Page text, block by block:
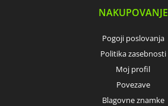
NAKUPOVANJE
Pogoji poslovanja
Politika zasebnosti
Moj profil
Povezave
Blagovne znamke